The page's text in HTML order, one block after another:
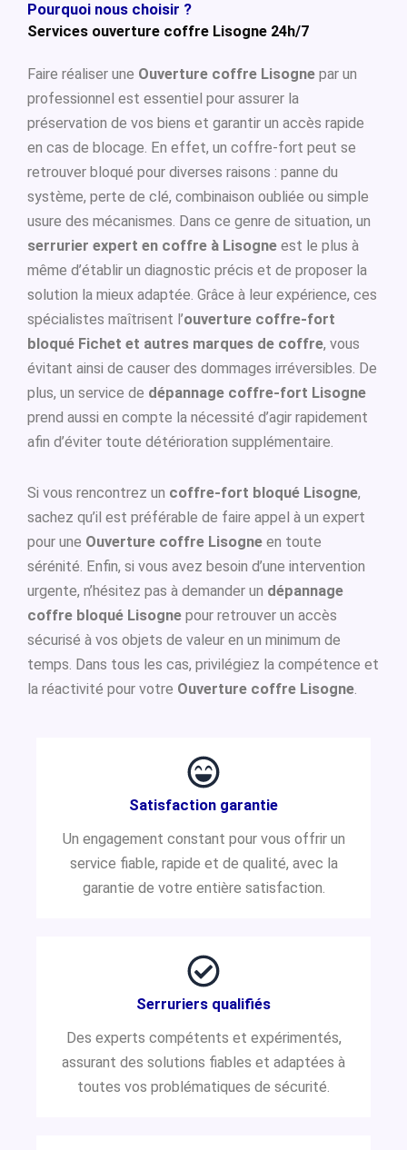
Pourquoi nous choisir ?
Services ouverture coffre Lisogne 24h/7
Faire réaliser une Ouverture coffre Lisogne par un
professionnel est essentiel pour assurer la
préservation de vos biens et garantir un accès rapide
en cas de blocage. En effet, un coffre-fort peut se
retrouver bloqué pour diverses raisons : panne du
système, perte de clé, combinaison oubliée ou simple
usure des mécanismes. Dans ce genre de situation, un
serrurier expert en coffre à Lisogne est le plus à
même d’établir un diagnostic précis et de proposer la
solution la mieux adaptée. Grâce à leur expérience, ces
spécialistes maîtrisent l’ouverture coffre-fort
bloqué Fichet et autres marques de coffre, vous
évitant ainsi de causer des dommages irréversibles. De
plus, un service de dépannage coffre-fort Lisogne
prend aussi en compte la nécessité d’agir rapidement
afin d’éviter toute détérioration supplémentaire.
Si vous rencontrez un coffre-fort bloqué Lisogne,
sachez qu’il est préférable de faire appel à un expert
pour une Ouverture coffre Lisogne en toute
sérénité. Enfin, si vous avez besoin d’une intervention
urgente, n’hésitez pas à demander un dépannage
coffre bloqué Lisogne pour retrouver un accès
sécurisé à vos objets de valeur en un minimum de
temps. Dans tous les cas, privilégiez la compétence et
la réactivité pour votre Ouverture coffre Lisogne.
Satisfaction garantie
Un engagement constant pour vous offrir un
service fiable, rapide et de qualité, avec la
garantie de votre entière satisfaction.
Serruriers qualifiés
Des experts compétents et expérimentés,
assurant des solutions fiables et adaptées à
toutes vos problématiques de sécurité.